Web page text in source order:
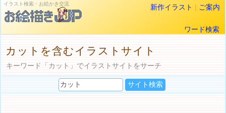
イラスト検索・お絵かき交流 新作イラスト | ご案内
ワード検索
カットを含むイラストサイト
キーワード「カット」でイラストサイトをサーチ